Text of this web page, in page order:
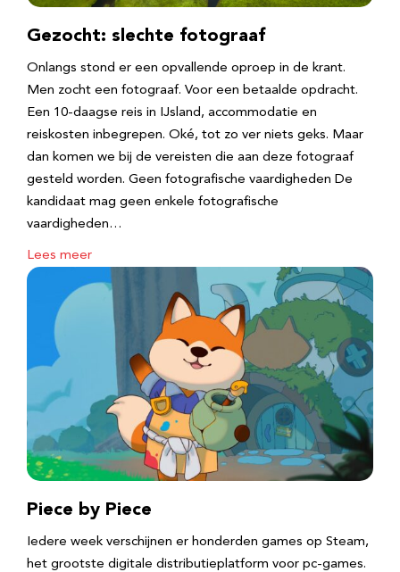
Gezocht: slechte fotograaf
Onlangs stond er een opvallende oproep in de krant.
Men zocht een fotograaf. Voor een betaalde opdracht.
Een 10-daagse reis in IJsland, accommodatie en
reiskosten inbegrepen. Oké, tot zo ver niets geks. Maar
dan komen we bij de vereisten die aan deze fotograaf
gesteld worden. Geen fotografische vaardigheden De
kandidaat mag geen enkele fotografische
vaardigheden…
Lees meer
Piece by Piece
Iedere week verschijnen er honderden games op Steam,
het grootste digitale distributieplatform voor pc-games.